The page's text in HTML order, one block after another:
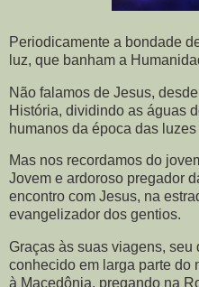
Periodicamente a bondade
luz, que banham a
Não falamos de Jesus,
História, dividindo as águas
humanos da época das
Mas nos recordamos do
Jovem e ardoroso pregador
encontro com Jesus, na
evangelizador dos gentios.
Graças às suas viagens, seu
conhecido em larga parte do
à Macedônia, pregando na